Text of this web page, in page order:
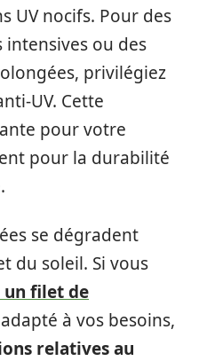
UV nocifs. Pour des
ou des
privilégiez
UV. Cette
pour votre
pour la durabilité
se dégradent
du soleil. Si vous
filet de
adapté à vos besoins,
relatives au